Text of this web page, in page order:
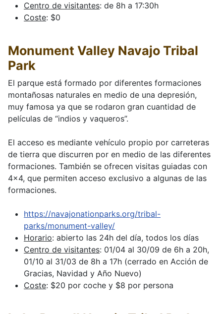
Centro de visitantes: de 8h a 17:30h
Coste: $0
Monument Valley Navajo Tribal
Park
El parque está formado por diferentes formaciones
montañosas naturales en medio de una depresión,
muy famosa ya que se rodaron gran cuantidad de
películas de “indios y vaqueros”.
El acceso es mediante vehículo propio por carreteras
de tierra que discurren por en medio de las diferentes
formaciones. También se ofrecen visitas guiadas con
4x4, que permiten acceso exclusivo a algunas de las
formaciones.
https://navajonationparks.org/tribal-
parks/monument-valley/
Horario: abierto las 24h del día, todos los días
Centro de visitantes: 01/04 al 30/09 de 6h a 20h,
01/10 al 31/03 de 8h a 17h (cerrado en Acción de
Gracias, Navidad y Año Nuevo)
Coste: $20 por coche y $8 por persona